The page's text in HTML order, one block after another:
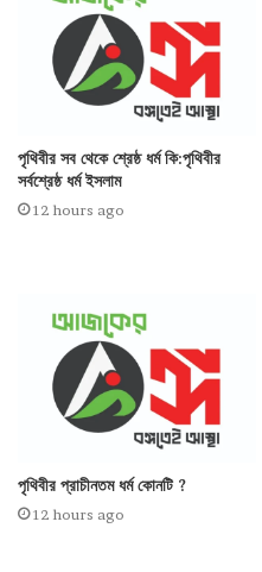
পৃথিবীর সব থেকে শ্রেষ্ঠ ধর্ম কি:পৃথিবীর
সর্বশ্রেষ্ঠ ধর্ম ইসলাম
12 hours ago
পৃথিবীর প্রাচীনতম ধর্ম কোনটি ?
12 hours ago